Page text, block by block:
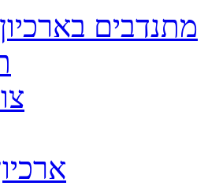
מתנדבים בארכיון